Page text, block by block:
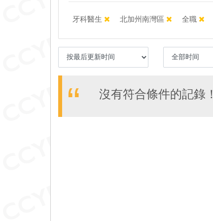
牙科醫生 北加州南灣區 全職
沒有符合條件的記錄！